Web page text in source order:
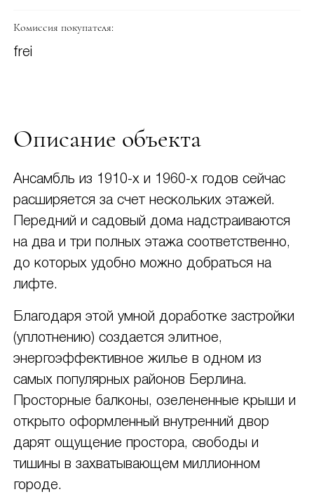
Комиссия покупателя:
frei
Описание объекта
Ансамбль из 1910-х и 1960-х годов сейчас
расширяется за счет нескольких этажей.
Передний и садовый дома надстраиваются
на два и три полных этажа соответственно,
до которых удобно можно добраться на
лифте.
Благодаря этой умной доработке застройки
(уплотнению) создается элитное,
энергоэффективное жилье в одном из
самых популярных районов Берлина.
Просторные балконы, озелененные крыши и
открыто оформленный внутренний двор
дарят ощущение простора, свободы и
тишины в захватывающем миллионном
городе.